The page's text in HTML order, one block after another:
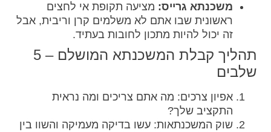
משכנתא גרייס: מציעה תקופת אי לחצים
ראשונית שבו אתם לא משלמים קרן וריבית, אבל
זה יכול להיות מתכון לחובות בעתיד.
תהליך קבלת המשכנתא המושלם – 5
שלבים
אפיון צרכים: מה אתם צריכים ומה נראית
התקציב שלך?
שוק המשכנתאות: עשו בדיקה מעמיקה והשוו בין